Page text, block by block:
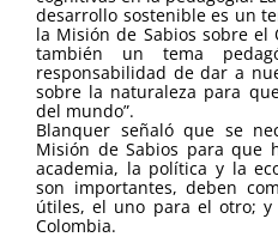
desarrollo sostenible es un
la Misión de Sabios sobre el
también un tema
responsabilidad de dar a
sobre la naturaleza para
del mundo”.
Blanquer señaló que se
Misión de Sabios para que
academia, la política y la
son importantes, deben
útiles, el uno para el otro;
Colombia.